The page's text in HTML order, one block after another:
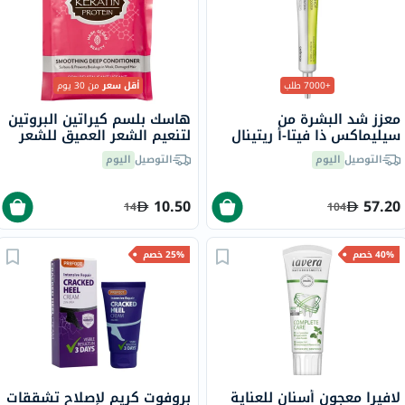
+7000 طلب
معزز شد البشرة من
سيليماكس ذا فيتا-أ ريتينال
شوت، 15 مل
التوصيل اليوم
57.20
104
أقل سعرمن 30 يوم
هاسك بلسم كيراتين البروتين
لتنعيم الشعر العميق للشعر
الضعيف والتالف 50 جرام
التوصيل اليوم
10.50
14
40% خصم
لافيرا معجون أسنان للعناية
25% خصم
بروفوت كريم لإصلاح تشققات